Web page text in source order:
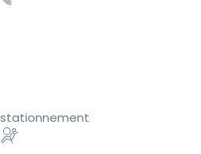
stationnement